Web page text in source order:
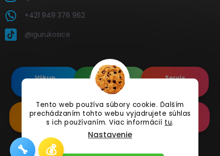
Tento web používa súbory cookie. Ďalším
prechádzaním tohto webu vyjadrujete súhlas
s ich používaním. Viac informácií tu.
Nastavenie
+421 949 376 962
@igurukosice
Výkup
Renovované
Apple's
Servis
Renovované
Samsung's
Doplnkové
Príslušenstvo
Online
Reklamácia
🔧 💰